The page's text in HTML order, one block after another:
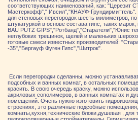
соответствующих наименований, как: "Церезит
Мастеркофф"," Ивсил","КНАУФ-
для стеновых перегородок шесть милиметров,
штукатуркой в основе состава гипс, таких
BAU PUTZ GIPS","Ротбанд","Старатели","Юнис
неглубоких трещинок, щелей и маленьких
готовые смеси известных производителей:
-35","Бергауф Фуген Гипс","Шитрок".
Если перегородки сделанны, можно
подсобных и ванных комнат, в остальных
красить. В свою очередь краску, можно
акриловых сополимеров, в ванных комнатах и
помещений. Очень нужно изготовить
строениях, это различные подсобные
комнаты,кухня,технические блоки,душевая , для